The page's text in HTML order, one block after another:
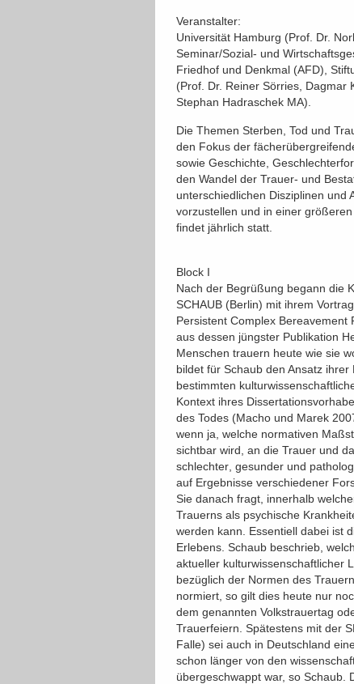
Veranstalter:
Universität Hamburg (Prof. Dr.
Seminar/Sozial- und
Friedhof und Denkmal (AFD),
(Prof. Dr. Reiner Sörries, Dagmar
Stephan Hadraschek MA).
Die Themen Sterben, Tod und
den Fokus der
sowie Geschichte,
den Wandel der Trauer- und
unterschiedlichen Disziplinen und
vorzustellen und in einer größeren
findet jährlich statt.
Block I
Nach der Begrüßung begann die
SCHAUB (Berlin) mit ihrem
Persistent Complex Bereavement
aus dessen jüngster Publikation
Menschen trauern heute wie sie
bildet für Schaub den Ansatz
bestimmten
Kontext ihres
des Todes (Macho und Marek
wenn ja, welche normativen
sichtbar wird, an die Trauer und
schlechter, gesunder und
auf Ergebnisse verschiedener
Sie danach fragt, innerhalb
Trauerns als psychische
werden kann. Essentiell dabei ist
Erlebens. Schaub beschrieb,
aktueller kulturwissenschaftlicher
bezüglich der Normen des
normiert, so gilt dies heute nur
dem genannten Volkstrauertag
Trauerfeiern. Spätestens mit der
Falle) sei auch in Deutschland
schon länger von den
übergeschwappt war, so Schaub.